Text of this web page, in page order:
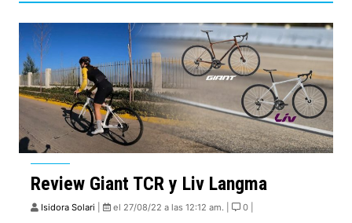
Review Giant TCR y Liv Langma
Isidora Solari el 27/08/22 a las 12:12 am. | 0 |